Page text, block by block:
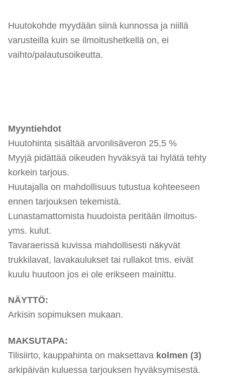
Huutokohde myydään siinä kunnossa ja niillä
varusteilla kuin se ilmoitushetkellä on, ei
vaihto/palautusoikeutta.
Myyntiehdot
Huutohinta sisältää arvonlisäveron 25,5 %
Myyjä pidättää oikeuden hyväksyä tai hylätä tehty
korkein tarjous.
Huutajalla on mahdollisuus tutustua kohteeseen
ennen tarjouksen tekemistä.
Lunastamattomista huudoista peritään ilmoitus-
yms. kulut.
Tavaraerissä kuvissa mahdollisesti näkyvät
trukkilavat, lavakaulukset tai rullakot tms. eivät
kuulu huutoon jos ei ole erikseen mainittu.
NÄYTTÖ:
Arkisin sopimuksen mukaan.
MAKSUTAPA:
Tilisiirto, kauppahinta on maksettava kolmen (3)
arkipäivän kuluessa tarjouksen hyväksymisestä.